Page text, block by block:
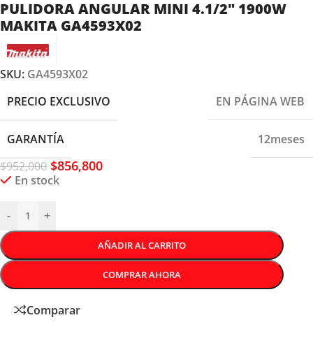
PULIDORA ANGULAR MINI 4.1/2″ 1900W
MAKITA GA4593X02
SKU: GA4593X02
PRECIO EXCLUSIVO
EN PÁGINA WEB
GARANTÍA
12meses
$952,000 $856,800
En stock
- +
AÑADIR AL CARRITO
COMPRAR AHORA
Comparar